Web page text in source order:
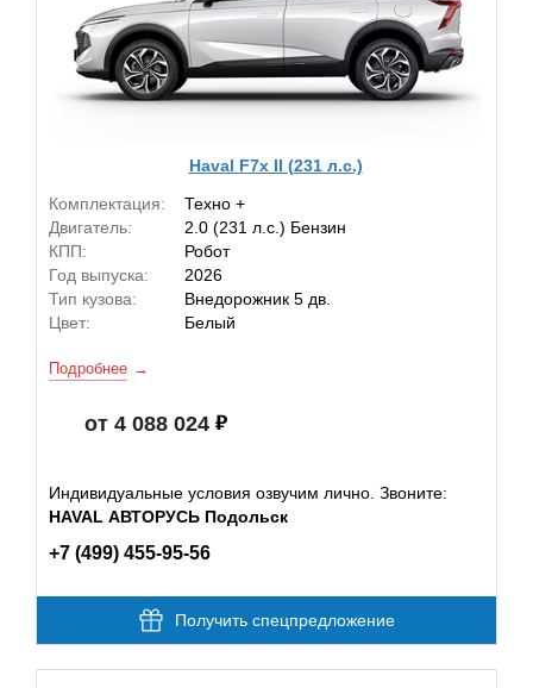
Haval F7x II (231 л.с.)
Комплектация:
Техно +
Двигатель:
2.0 (231 л.с.) Бензин
КПП:
Робот
Год выпуска:
2026
Тип кузова:
Внедорожник 5 дв.
Цвет:
Белый
Подробнее
от 4 088 024
Индивидуальные условия озвучим лично. Звоните:
HAVAL АВТОРУСЬ Подольск
+7 (499) 455-95-56
Получить спецпредложение